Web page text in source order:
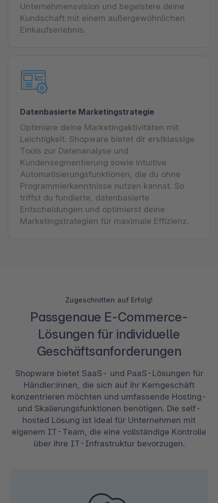
Unternehmensvision und begeistere deine
Kundschaft mit einem außergewöhnlichen
Einkaufserlebnis.
Datenbasierte Marketingstrategie
Optimiere deine Marketingaktivitäten mit
Leichtigkeit. Shopware bietet dir erstklassige
Tools zur Datenanalyse und
Kundensegmentierung sowie intuitive
Automatisierungsfunktionen, die du ohne
Programmierkenntnisse nutzen kannst. So
triffst du fundierte, datenbasierte
Entscheidungen und optimierst deine
Marketingstrategien für maximale Effizienz.
Zugeschnitten auf Erfolg!
Passgenaue E-Commerce-
Lösungen für individuelle
Geschäftsanforderungen
Shopware bietet SaaS- und PaaS-Lösungen für
Händler:innen, die sich auf ihr Kerngeschäft
konzentrieren möchten und umfassende Hosting-
und Skalierungsfunktionen benötigen. Die self-
hosted Lösung ist ideal für Unternehmen mit
eigenem IT-Team, die eine vollständige Kontrolle
über ihre IT-Infrastruktur bevorzugen.